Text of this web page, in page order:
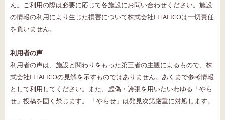
ん。ご利用の際は必要に応じて各施設にお問い合わせください。施設
の情報の利用により生じた損害について株式会社LITALICOは一切責任
を負いません。
利用者の声
利用者の声は、施設と関わりをもった第三者の主観によるもので、株
式会社LITALICOの見解を示すものではありません。あくまで参考情報
として利用してください。また、虚偽・誇張を用いたいわゆる「やら
せ」投稿を固く禁じます。 「やらせ」は発見次第厳重に対処します。